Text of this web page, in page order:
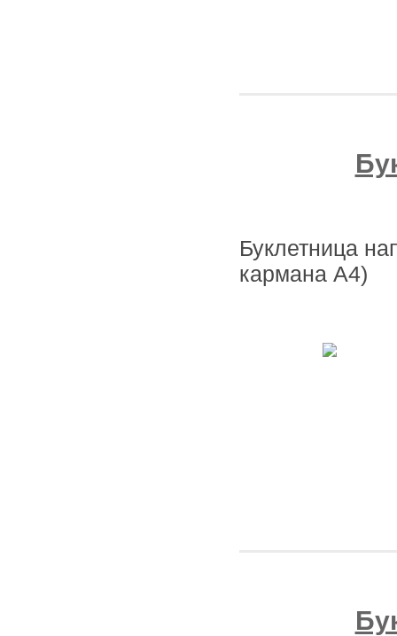
Буклетница
кармана А4)